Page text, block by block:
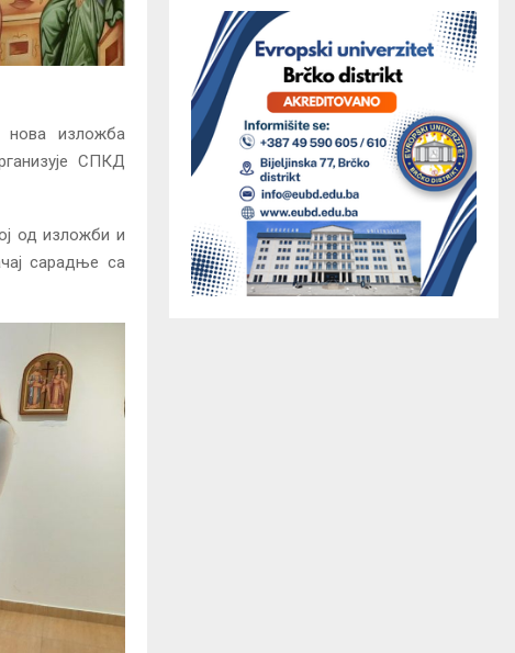
нова изложба
СПКД
од изложби и
сарадње са